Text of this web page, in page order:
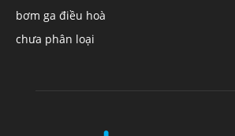
bơm ga điều hoà
chưa phân loại